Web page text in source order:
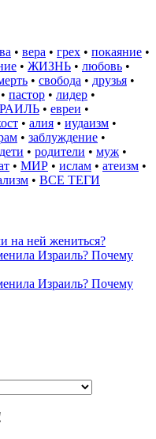
• вера • грех • покаяние •
• ЖИЗНЬ • любовь •
• свобода • друзья •
• пастор • лидер •
• евреи •
• алия • иудаизм •
• заблуждение •
дети • родители • муж •
• МИР • ислам • атеизм •
• ВСЕ ТЕГИ
на ней жениться?
Израиль? Почему
Израиль? Почему